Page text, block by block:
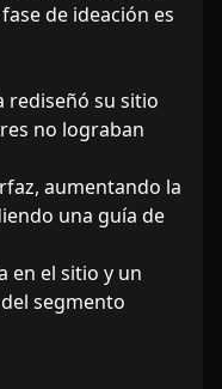
de ideación es
rediseñó su sitio
no lograban
aumentando la
una guía de
en el sitio y un
segmento